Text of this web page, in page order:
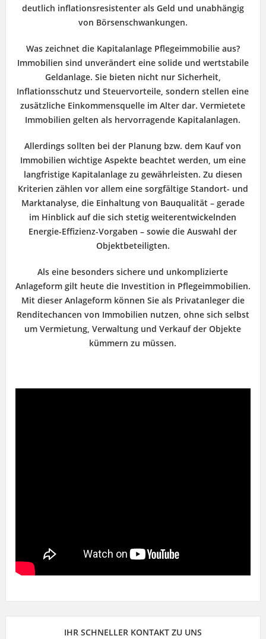
deutlich inflationsresistenter als Geld und unabhängig
von Börsenschwankungen.
Was zeichnet die Kapitalanlage Pflegeimmobilie aus?
Immobilien sind unverändert eine solide und wertstabile
Geldanlage. Sie bieten nicht nur Sicherheit,
Inflationsschutz und Steuervorteile, sondern stellen eine
zusätzliche Einkommensquelle im Alter dar. Vermietete
Immobilien gelten als hervorragende Kapitalanlagen.
Allerdings sollten bei der Planung bzw. dem Kauf von
Immobilien wichtige Aspekte beachtet werden, um eine
langfristige Kapitalanlage zu gewährleisten. Zu diesen
Kriterien zählen vor allem eine sorgfältige Standort- und
Marktanalyse, die Einhaltung von Bauqualität – gerade
im Hinblick auf die sich stetig weiterentwickelnden
Energie-Effizienz-Vorgaben – sowie die Auswahl der
Objektbeteiligten.
Als eine besonders sichere und unkomplizierte
Anlageform gilt heute die Investition in Pflegeimmobilien.
Mit dieser Anlageform können Sie als Privatanleger die
Renditechancen von Immobilien nutzen, ohne sich selbst
um Vermietung, Verwaltung und Verkauf der Objekte
kümmern zu müssen.
IHR SCHNELLER KONTAKT ZU UNS